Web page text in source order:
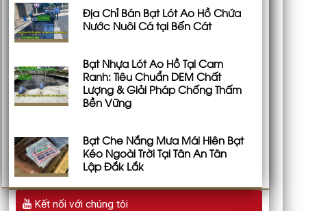
Địa Chỉ Bán Bạt Lót Ao Hồ Chứa
Nước Nuôi Cá tại Bến Cát
Bạt Nhựa Lót Ao Hồ Tại Cam
Ranh: Tiêu Chuẩn DEM Chất
Lượng & Giải Pháp Chống Thấm
Bền Vững
Bạt Che Nắng Mưa Mái Hiên Bạt
Kéo Ngoài Trời Tại Tân An Tân
Lập Đắk Lắk
Kết nối với chúng tôi